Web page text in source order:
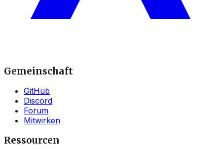
Gemeinschaft
GitHub
Discord
Forum
Mitwirken
Ressourcen